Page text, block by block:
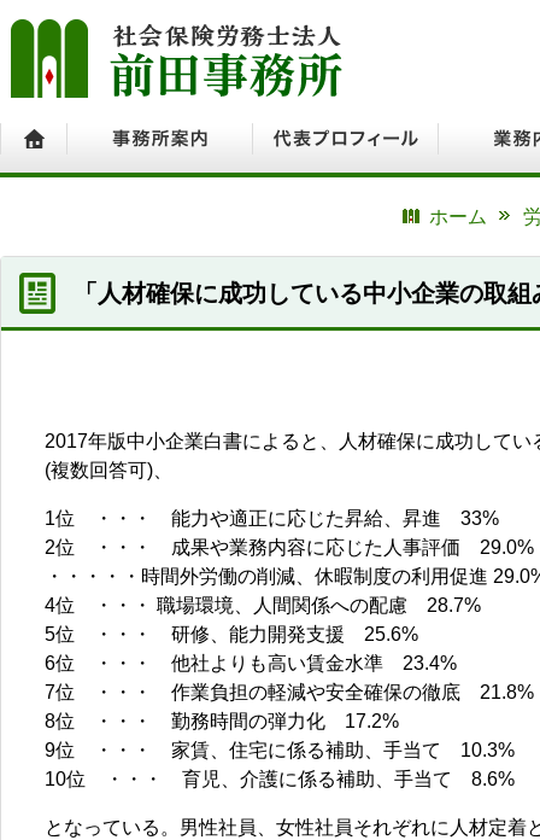
ホーム
「人材確保に成功している中小企業の取組
2017年版中小企業白書によると、人材確保に成功して
(複数回答可)、
1位 ・・・ 能力や適正に応じた昇給、昇進 33%
2位 ・・・ 成果や業務内容に応じた人事評価 29.0%
・・・・・時間外労働の削減、休暇制度の利用促進
4位 ・・・ 職場環境、人間関係への配慮 28.7%
5位 ・・・ 研修、能力開発支援 25.6%
6位 ・・・ 他社よりも高い賃金水準 23.4%
7位 ・・・ 作業負担の軽減や安全確保の徹底 21.8%
8位 ・・・ 勤務時間の弾力化 17.2%
9位 ・・・ 家賃、住宅に係る補助、手当て 10.3%
10位 ・・・ 育児、介護に係る補助、手当て 8.6%
となっている。男性社員、女性社員それぞれに人材定